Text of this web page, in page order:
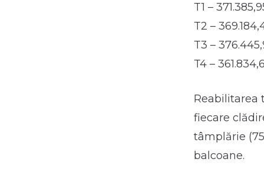
T1 –
T2 –
T3 –
T4 –
Reabilitarea
fiecare
tâmplărie
balcoane.